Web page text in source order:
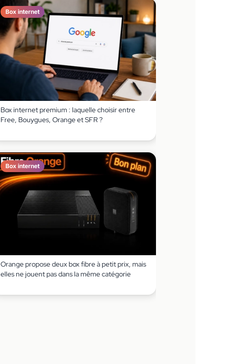
Box internet
Box internet premium : laquelle choisir entre
Free, Bouygues, Orange et SFR ?
Box internet
Orange propose deux box fibre à petit prix, mais
elles ne jouent pas dans la même catégorie